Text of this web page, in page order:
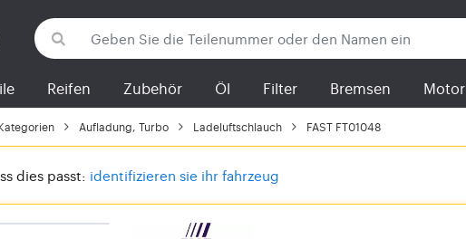
Reifen Zubehör Öl Filter Bremsen Motor
Aufladung, Turbo Ladeluftschlauch FAST FT01048
dies passt: identifizieren sie ihr fahrzeug